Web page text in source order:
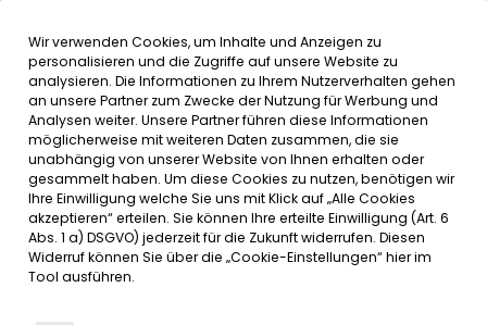
Inhalt der Seite anspringen
Informationen undMENÜ
SERVICE
OA 6 ZWISCHEN NEUEM
KREISVERKEHR UND
AUTOBAHNBRÜCKE GESPERRT
Wir verwenden Cookies, um Inhalte und Anzeigen zu
personalisieren und die Zugriffe auf unsere Website zu
analysieren. Die Informationen zu Ihrem Nutzerverhalten gehen
an unsere Partner zum Zwecke der Nutzung für Werbung und
Analysen weiter. Unsere Partner führen diese Informationen
möglicherweise mit weiteren Daten zusammen, die sie
unabhängig von unserer Website von Ihnen erhalten oder
gesammelt haben. Um diese Cookies zu nutzen, benötigen wir
Ihre Einwilligung welche Sie uns mit Klick auf „Alle Cookies
akzeptieren“ erteilen. Sie können Ihre erteilte Einwilligung (Art. 6
Abs. 1 a) DSGVO) jederzeit für die Zukunft widerrufen. Diesen
Widerruf können Sie über die „Cookie-Einstellungen“ hier im
Tool ausführen.